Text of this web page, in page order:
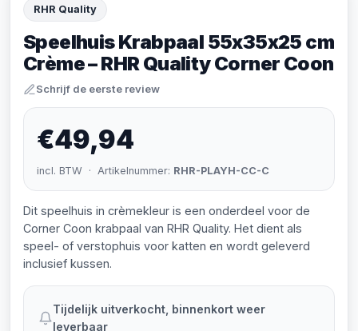
RHR Quality
Speelhuis Krabpaal 55x35x25 cm
Crème – RHR Quality Corner Coon
Schrijf de eerste review
€49,94
incl. BTW · Artikelnummer: RHR-PLAYH-CC-C
Dit speelhuis in crèmekleur is een onderdeel voor de
Corner Coon krabpaal van RHR Quality. Het dient als
speel- of verstophuis voor katten en wordt geleverd
inclusief kussen.
Tijdelijk uitverkocht, binnenkort weer
leverbaar